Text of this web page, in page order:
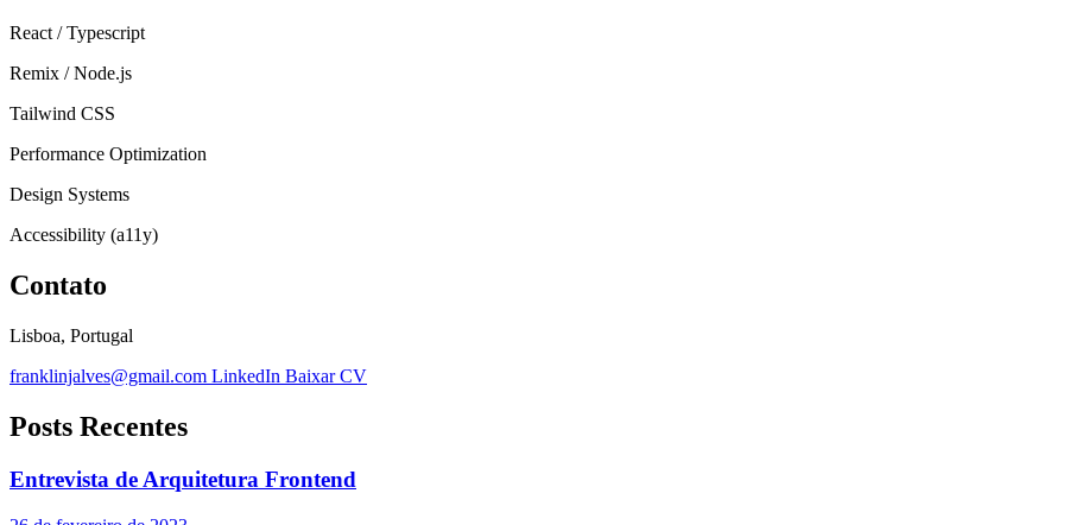
React / Typescript
Remix / Node.js
Tailwind CSS
Performance Optimization
Design Systems
Accessibility (a11y)
Contato
Lisboa, Portugal
franklinjalves@gmail.com LinkedIn Baixar CV
Posts Recentes
Entrevista de Arquitetura Frontend